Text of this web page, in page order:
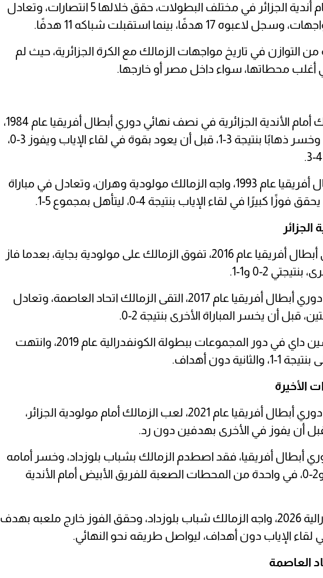
خاض الزمالك 17 مباراة أمام أندية الجزائر في مختلف البطولات، حقق خلالها 5 انتصارات، وتعادل
التوازن في تاريخ مواجهات الزمالك مع الكرة الجزائرية، حيث لم
محطاتها، سواء داخل مصر أو خارجها.
بدأت أبرز مواجهات الزمالك أمام الأندية الجزائرية في نصف نهائي دوري أبطال أفريقيا عام 1984،
عندما واجه شبيبة القبائل، وخسر ذهابًا بنتيجة 3-1، قبل أن يعود بقوة في لقاء الإياب ويفوز 3-0،
وفي ربع نهائي دوري أبطال أفريقيا عام 1993، واجه الزمالك مولودية وهران، وتعادل في مباراة
وفي الدور الثاني من دوري أبطال أفريقيا عام 2016، تفوق الزمالك على مولودية بجاية، بعدما فاز
2-0 و1-1.
وفي دور المجموعات من دوري أبطال أفريقيا عام 2017، التقى الزمالك اتحاد العاصمة، وتعادل
كما واجه الزمالك نصر حسين داي في دور المجموعات ببطولة الكونفدرالية عام 2019، وانتهت
دون أهداف.
الأخيرة
وفي دور المجموعات من دوري أبطال أفريقيا عام 2021، لعب الزمالك أمام مولودية الجزائر،
قبل أن يفوز في الأخرى بهدفين دون رد.
2023 من دوري أبطال أفريقيا، فقد اصطدم الزمالك بشباب بلوزداد، وخسر أمامه
في المباراتين، بنتيجتي 1-0 و2-0، في واحدة من المحطات الصعبة للفريق الأبيض أمام الأندية
وفي نصف نهائي الكونفدرالية 2026، واجه الزمالك شباب بلوزداد، وحقق الفوز خارج ملعبه بهدف
الإياب دون أهداف، ليواصل طريقه نحو النهائي.
العاصمة